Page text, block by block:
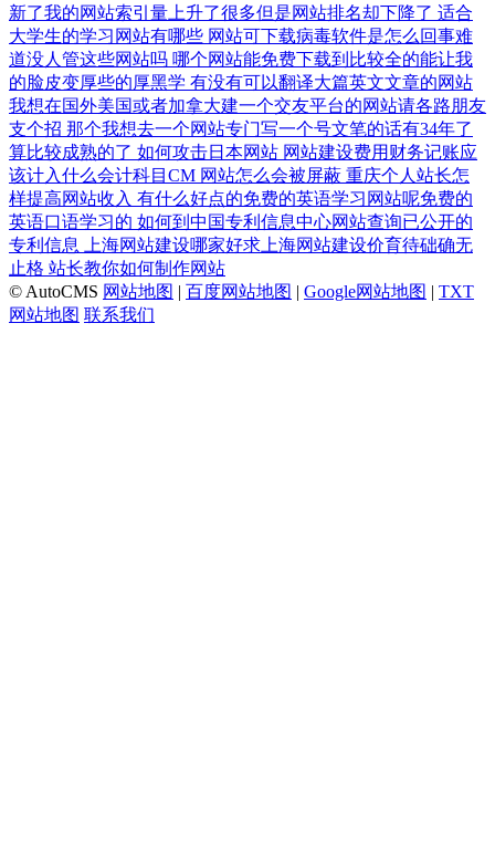
新了我的网站索引量上升了很多但是网站排名却下降了 适合
大学生的学习网站有哪些 网站可下载病毒软件是怎么回事难
道没人管这些网站吗 哪个网站能免费下载到比较全的能让我
的脸皮变厚些的厚黑学 有没有可以翻译大篇英文文章的网站
我想在国外美国或者加拿大建一个交友平台的网站请各路朋友
支个招 那个我想去一个网站专门写一个号文笔的话有34年了
算比较成熟的了 如何攻击日本网站 网站建设费用财务记账应
该计入什么会计科目CM 网站怎么会被屏蔽 重庆个人站长怎
样提高网站收入 有什么好点的免费的英语学习网站呢免费的
英语口语学习的 如何到中国专利信息中心网站查询已公开的
专利信息
上海网站建设哪家好求上海网站建设价育待础确无
止格 站长教你如何制作网站
© AutoCMS 网站地图 | 百度网站地图 | Google网站地图 | TXT
网站地图 联系我们